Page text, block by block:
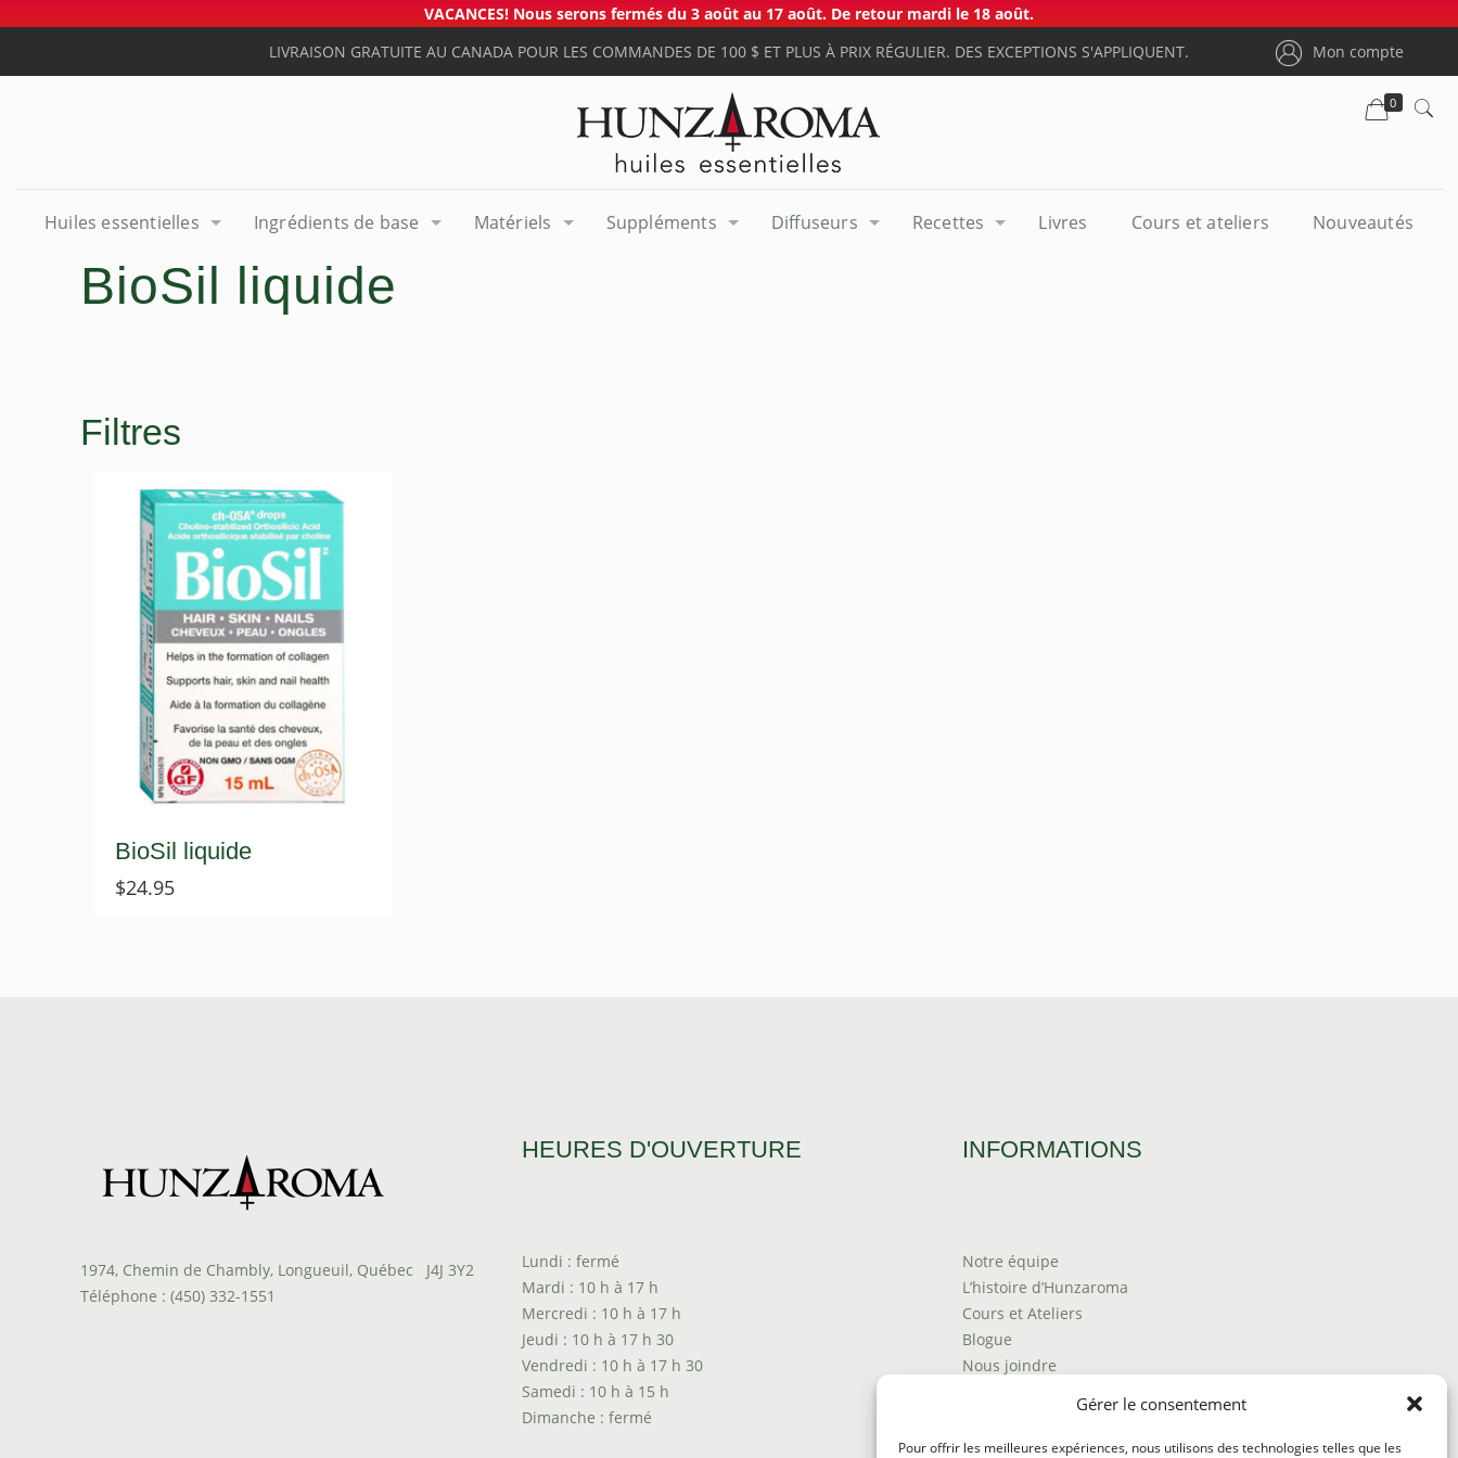
Gérer le consentement
Pour offrir les meilleures expériences, nous utilisons des technologies telles que les
VACANCES! Nous serons fermés du 3 août au 17 août. De retour mardi le 18 août.
LIVRAISON GRATUITE AU CANADA POUR LES COMMANDES DE 100 $ ET PLUS À PRIX RÉGULIER. DES EXCEPTIONS S'APPLIQUENT.
Mon compte
Huiles essentielles Ingrédients de base Matériels Suppléments Diffuseurs Recettes Livres Cours et ateliers Nouveautés
0
BioSil liquide
Filtres
BioSil liquide
$24.95
1974, Chemin de Chambly, Longueuil, Québec J4J 3Y2
Téléphone : (450) 332-1551
HEURES D'OUVERTURE
Lundi : fermé
Mardi : 10 h à 17 h
Mercredi : 10 h à 17 h
Jeudi : 10 h à 17 h 30
Vendredi : 10 h à 17 h 30
Samedi : 10 h à 15 h
Dimanche : fermé
INFORMATIONS
Notre équipe
L’histoire d’Hunzaroma
Cours et Ateliers
Blogue
Nous joindre
Politique de frais d'envoi
Termes et conditions